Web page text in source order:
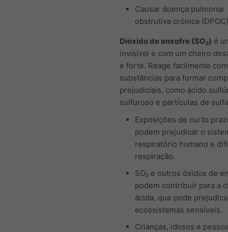
Causar doença pulmonar
obstrutiva crónica (DPOC)
Dióxido de enxofre (SO₂) é
invisível e com um cheiro
e forte. Reage facilmente
substâncias para formar
prejudiciais, como ácido
sulfuroso e partículas de
Exposições de curto
podem prejudicar o
respiratório humano e
respiração.
SO₂ e outros óxidos de
podem contribuir para a
ácida, que pode
ecossistemas sensíveis.
Crianças, idosos e